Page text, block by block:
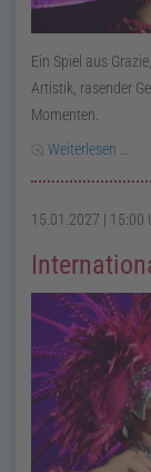
Ein Spiel aus
Artistik, rasender
Momenten.
Weiterlesen …
15.01.2027 | 15:00